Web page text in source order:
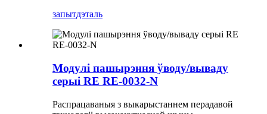
запытдэталь
Модулі пашырэння ўводу/вываду
серыі RE RE-0032-N
Распрацаваныя з выкарыстаннем перадавой